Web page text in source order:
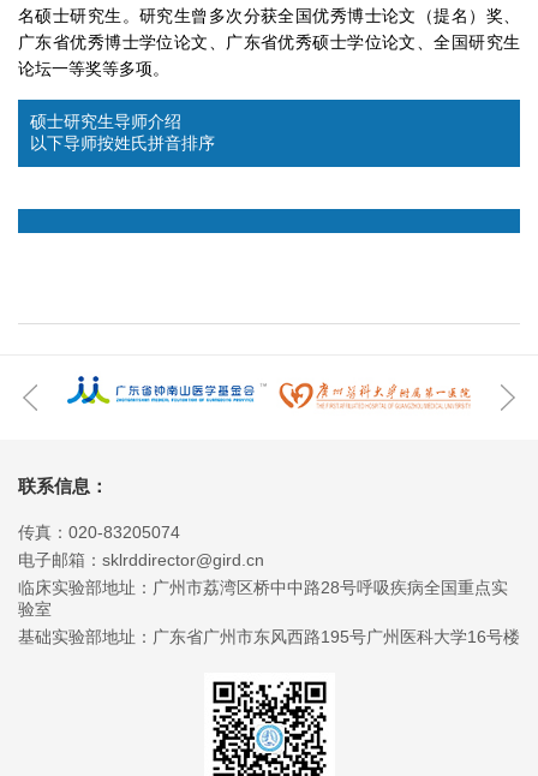
名硕士研究生。研究生曾多次分获全国优秀博士论文（提名）奖、
广东省优秀博士学位论文、广东省优秀硕士学位论文、全国研究生
论坛一等奖等多项。
硕士研究生导师介绍
以下导师按姓氏拼音排序
联系信息：
传真：020-83205074
电子邮箱：sklrddirector@gird.cn
临床实验部地址：广州市荔湾区桥中中路28号呼吸疾病全国重点实
验室
基础实验部地址：广东省广州市东风西路195号广州医科大学16号楼